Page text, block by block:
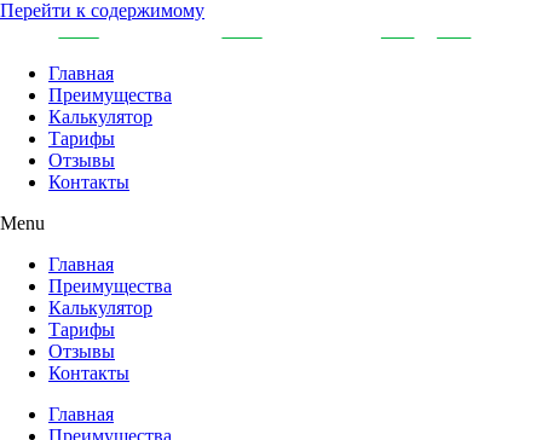
Перейти к содержимому
Главная
Преимущества
Калькулятор
Тарифы
Отзывы
Контакты
Menu
Главная
Преимущества
Калькулятор
Тарифы
Отзывы
Контакты
Главная
Преимущества